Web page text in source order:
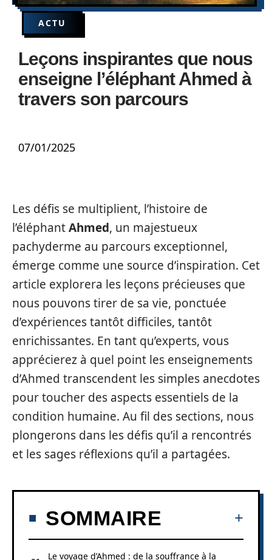
ACTU
Leçons inspirantes que nous
enseigne l’éléphant Ahmed à
travers son parcours
07/01/2025
Les défis se multiplient, l’histoire de
l’éléphantAhmed, un majestueux
pachyderme au parcours exceptionnel,
émerge comme une source d’inspiration. Cet
article explorera les leçons précieuses que
nous pouvons tirer de sa vie, ponctuée
d’expériences tantôt difficiles, tantôt
enrichissantes. En tant qu’experts, vous
apprécierez à quel point les enseignements
d’Ahmed transcendent les simples anecdotes
pour toucher des aspects essentiels de la
condition humaine. Au fil des sections, nous
plongerons dans les défis qu’il a rencontrés
et les sages réflexions qu’il a partagées.
SOMMAIRE
Le voyage d’Ahmed : de la souffrance à la